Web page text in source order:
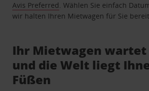
Avis Preferred . Wählen Sie einfach
wir halten Ihren Mietwagen für Sie bereit.
Ihr Mietwagen wartet
und die Welt liegt
Füßen